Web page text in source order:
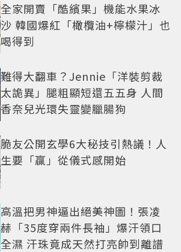
全家開賣「酷繽果」機能水果冰
沙 韓國爆紅「橄欖油+檸檬汁」也
喝得到
難得大翻車？Jennie「洋裝剪裁
太詭異」腿粗顯短還五五身 人間
香奈兒光環失靈變臘腸狗
脆友公開玄學6大秘技引熱議！人
生要「贏」從儀式感開始
高溫把男神逼出絕美神圖！張凌
赫「35度穿兩件長袖」爆汗領口
全濕 汗珠竟成天然打亮帥到離譜